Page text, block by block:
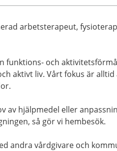
arbetsterapeut,
funktions- och
aktivt liv. Vårt fokus är
av hjälpmedel eller
så gör vi hembesök.
andra vårdgivare och